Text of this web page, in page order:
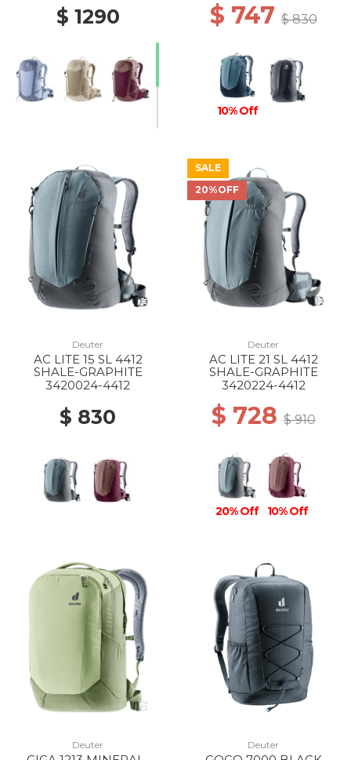
$ 1290 $ 747$ 830
10% Off
Deuter
AC LITE 15 SL 4412
SHALE-GRAPHITE
3420024-4412
$ 830
SALE
20%OFF
Deuter
AC LITE 21 SL 4412
SHALE-GRAPHITE
3420224-4412
$ 728$ 910
20% Off 10% Off
Deuter Deuter